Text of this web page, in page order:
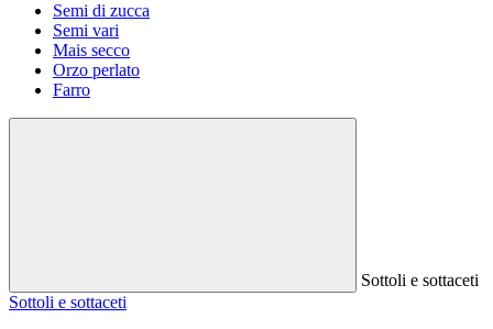
Semi di zucca
Semi vari
Mais secco
Orzo perlato
Farro
Sottoli e sottaceti
Sottoli e sottaceti